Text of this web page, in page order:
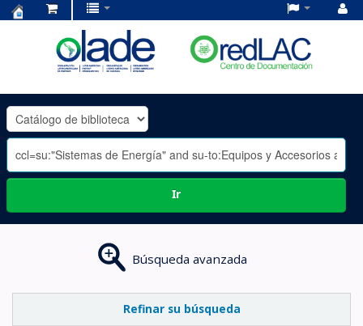
OLADE
-
Ir
Búsqueda avanzada
Refinar su búsqueda